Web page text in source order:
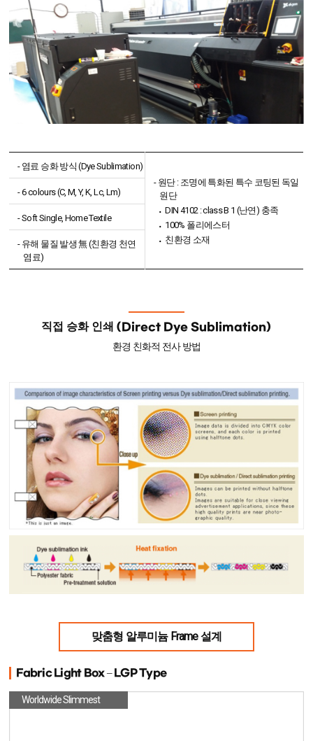
- 염료 승화 방식 (Dye Sublimation)
- 원단 : 조명에 특화된 특수 코팅된 독일
원단
DIN 4102 : class B 1 (난연) 충족
100% 폴리에스터
친환경 소재
- 6 colours (C, M, Y, K, Lc, Lm)
- Soft Single, Home Textile
- 유해 물질 발생 無 (친환경 천연
염료)
직접 승화 인쇄(Direct Dye Sublimation)
환경 친화적 전사 방법
맞춤형 알루미늄 Frame 설계
Fabric Light Box – LGP Type
Worldwide Slimmest